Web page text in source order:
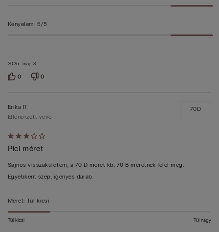
2025. máj. 3.
Kényelem: 5/5
0 0
Értékelés:
3/5
Erika R
Ellenőrzött vevő
Pici méret
Sajnos visszaküldtem, a 70 D méret kb. 70 B méretnek felel meg.
Egyébként szép, igényes darab.
70D
Méret: Túl kicsi
Túl kicsi Túl nagy